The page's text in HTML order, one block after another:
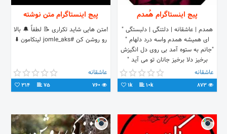
پیج اینستاگرام هُمدم
همدم | عاشقانه | دلتنگی | دلبستگی "
ای‌ همیشه همدم‌ واسه درد‌ دلهام "
"جانم به ستوه آمد بی روی دل انگیزش
برخیز دلا برخیز جانان تو می آید "
عاشقانه
10k
1k
پیج اینستاگرام متن نوشته
!متن هایی شاید تکراری 📝 لطفاً 🔔 بالا
رو روشن کن #jomle_aks لینکامون ⬇️
عاشقانه
75
314